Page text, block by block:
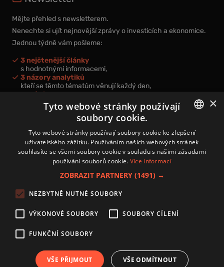
Mějte přehled s newsletterem.
Nenechte si ujít nejnovější zprávy o investicích a ekonomice.
Jednou týdně vám pošleme:
3 nejčtenější články
s hodnotnými informacemi,
3 názory analytiků
kteří se těmto tématům věnují každý den,
nová videa a podcasty
k prohloubení vašich znalostí.
Přihlášením k newsletteru vyjadřujete svůj souhlas spodmínkami
zpracování osobních údajů.
Zásady používání souborů cookies
Autoři
Nastavení cookies
CZECH
×
Tyto webové stránky používají
soubory cookie.
Tyto webové stránky používají soubory cookie ke zlepšení
uživatelského zážitku. Používáním našich webových stránek
souhlasíte se všemi soubory cookie v souladu s našimi zásadami
používání souborů cookie. Více informací
ZOBRAZIT PARTNERY (1491) →
NEZBYTNĚ NUTNÉ SOUBORY
VÝKONOVÉ SOUBORY SOUBORY CÍLENÍ
FUNKČNÍ SOUBORY
VŠE PŘIJMOUT VŠE ODMÍTNOUT